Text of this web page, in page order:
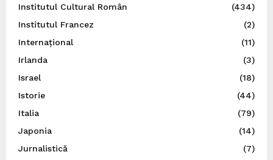
Institutul Cultural Român
(434)
Institutul Francez
(2)
Internațional
(11)
Irlanda
(3)
Israel
(18)
Istorie
(44)
Italia
(79)
Japonia
(14)
Jurnalistică
(7)